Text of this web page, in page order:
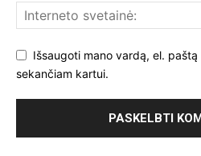
Išsaugoti mano vardą, el.
sekančiam kartui.